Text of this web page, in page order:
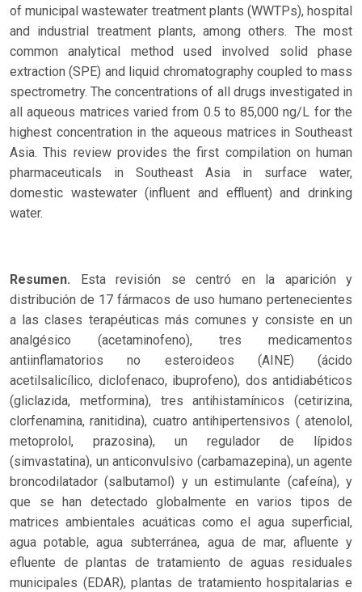
of municipal wastewater treatment plants (WWTPs), hospital
and industrial treatment plants, among others. The most
common analytical method used involved solid phase
extraction (SPE) and liquid chromatography coupled to mass
spectrometry. The concentrations of all drugs investigated in
all aqueous matrices varied from 0.5 to 85,000 ng/L for the
highest concentration in the aqueous matrices in Southeast
Asia. This review provides the first compilation on human
pharmaceuticals in Southeast Asia in surface water,
domestic wastewater (influent and effluent) and drinking
water.
Resumen. Esta revisión se centró en la aparición y
distribución de 17 fármacos de uso humano pertenecientes
a las clases terapéuticas más comunes y consiste en un
analgésico (acetaminofeno), tres medicamentos
antiinflamatorios no esteroideos (AINE) (ácido
acetilsalicílico, diclofenaco, ibuprofeno), dos antidiabéticos
(gliclazida, metformina), tres antihistamínicos (cetirizina,
clorfenamina, ranitidina), cuatro antihipertensivos ( atenolol,
metoprolol, prazosina), un regulador de lípidos
(simvastatina), un anticonvulsivo (carbamazepina), un agente
broncodilatador (salbutamol) y un estimulante (cafeína), y
que se han detectado globalmente en varios tipos de
matrices ambientales acuáticas como el agua superficial,
agua potable, agua subterránea, agua de mar, afluente y
efluente de plantas de tratamiento de aguas residuales
municipales (EDAR), plantas de tratamiento hospitalarias e